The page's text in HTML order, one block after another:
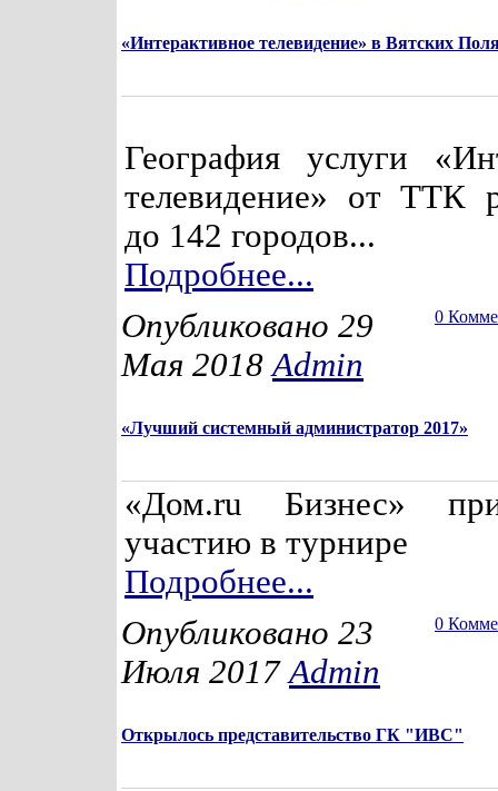
«Интерактивное телевидение» в Вятских
География услуги
телевидение» от ТТК
до 142 городов...
Подробнее...
0
Опубликовано 29
Мая 2018Admin
«Лучший системный администратор 2017»
«Дом.ru Бизнес»
участию в турнире
Подробнее...
0
Опубликовано 23
Июля 2017Admin
Открылось представительство ГК "ИВС"